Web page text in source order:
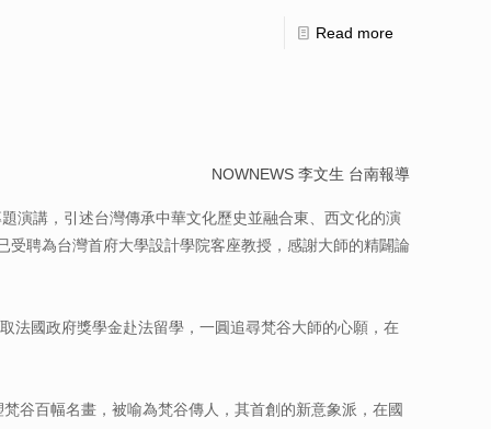
Read more
NOWNEWS 李文生 台南報導
演講，引述台灣傳承中華文化歷史並融合東、西文化的演
聘為台灣首府大學設計學院客座教授，感謝大師的精闢論
法國政府獎學金赴法留學，一圓追尋梵谷大師的心願，在
谷百幅名畫，被喻為梵谷傳人，其首創的新意象派，在國